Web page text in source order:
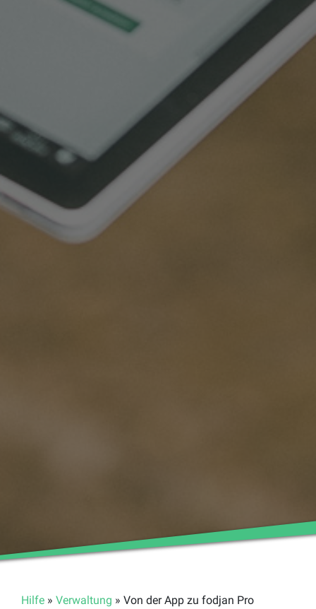
Hilfe » Verwaltung » Von der App zu fodjan Pro